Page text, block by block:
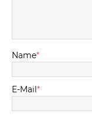
Name*
E-Mail*